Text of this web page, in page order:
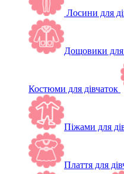
Лосини для
Дощовики для
Костюми для дівчаток
Піжами для
Плаття для